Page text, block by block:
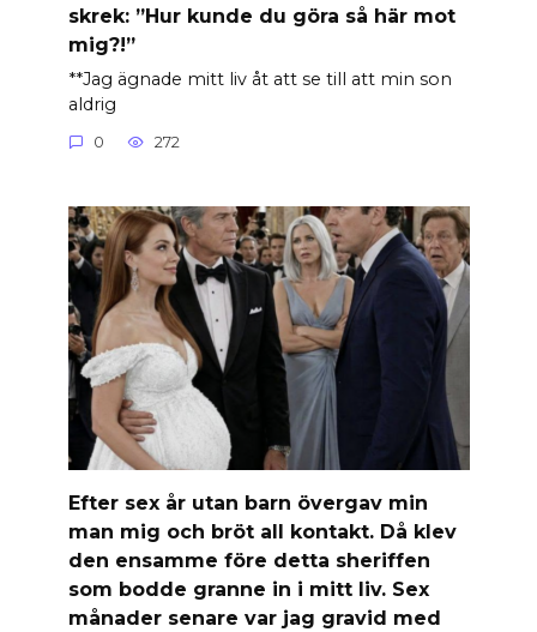
skrek: ”Hur kunde du göra så här mot
mig?!”
**Jag ägnade mitt liv åt att se till att min son
aldrig
0 272
Efter sex år utan barn övergav min
man mig och bröt all kontakt. Då klev
den ensamme före detta sheriffen
som bodde granne in i mitt liv. Sex
månader senare var jag gravid med